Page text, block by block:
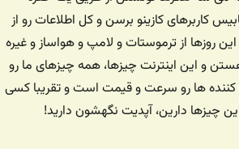
کاربرهای کازینو برسن و کل اطلاعات رو از
روزها از ترموستات و لامپ و هواساز و غیره
و این اینترنت چیزها، همه چیزهای ما رو
کننده ها رو سرعت و قیمت است و تقریبا کسی
چیزها دارین، آپدیت نگهشون دارید!